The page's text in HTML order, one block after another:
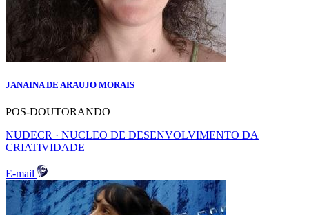
JANAINA DE ARAUJO MORAIS
POS-DOUTORANDO
NUDECR · NUCLEO DE DESENVOLVIMENTO DA
CRIATIVIDADE
E-mail